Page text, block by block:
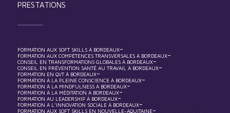
PRESTATIONS
FORMATION AUX SOFT SKILLS À BORDEAUX-
FORMATION AUX COMPÉTENCES TRANSVERSALES À BORDEAUX-
CONSEIL EN TRANSFORMATIONS GLOBALES À BORDEAUX-
CONSEIL EN PRÉVENTION SANTÉ AU TRAVAIL À BORDEAUX-
FORMATION EN QVT À BORDEAUX-
FORMATION À LA PLEINE CONSCIENCE À BORDEAUX-
FORMATION À LA MINDFULNESS À BORDEAUX-
FORMATION À LA MÉDITATION À BORDEAUX-
FORMATION AU LEADERSHIP À BORDEAUX-
FORMATION À L’INNOVATION SOCIALE À BORDEAUX-
FORMATION AUX SOFT SKILLS EN NOUVELLE-AQUITAINE-